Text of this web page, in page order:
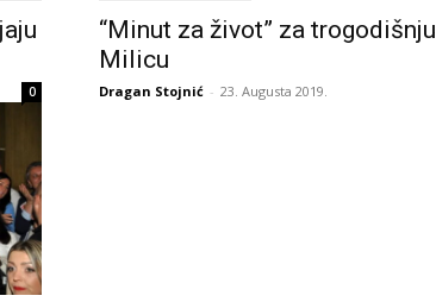
0
“Minut za život” za trogodišnju
Milicu
Dragan Stojnić - 23. Augusta 2019.